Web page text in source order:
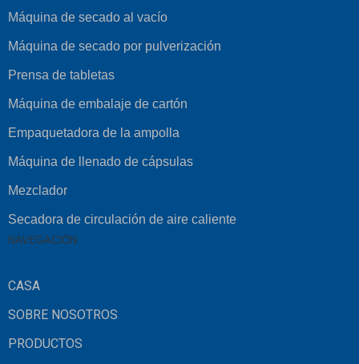
Máquina de secado al vacío
Máquina de secado por pulverización
Prensa de tabletas
Máquina de embalaje de cartón
Empaquetadora de la ampolla
Máquina de llenado de cápsulas
Mezclador
Secadora de circulación de aire caliente
NAVEGACIÓN
CASA
SOBRE NOSOTROS
PRODUCTOS